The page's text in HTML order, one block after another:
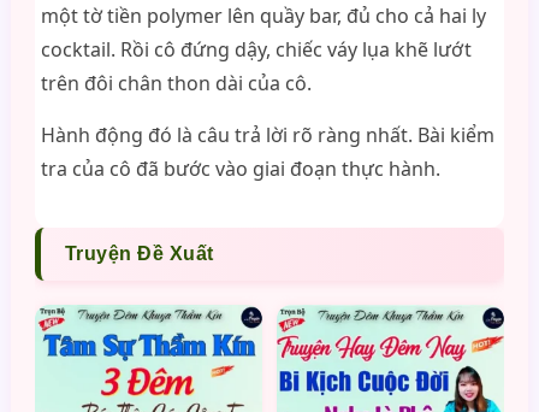
một tờ tiền polymer lên quầy bar, đủ cho cả hai ly
cocktail. Rồi cô đứng dậy, chiếc váy lụa khẽ lướt
trên đôi chân thon dài của cô.
Hành động đó là câu trả lời rõ ràng nhất. Bài kiểm
tra của cô đã bước vào giai đoạn thực hành.
Truyện Đề Xuất